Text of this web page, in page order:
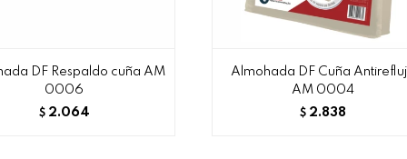
DF Respaldo cuña AM
0006
$ 2.064
Almohada DF Cuña
AM 0004
$ 2.838